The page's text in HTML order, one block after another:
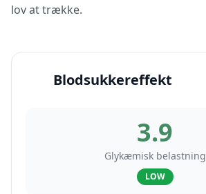
lov at trække.
Blodsukkereffekt
3.9
Glykæmisk belastning
LOW